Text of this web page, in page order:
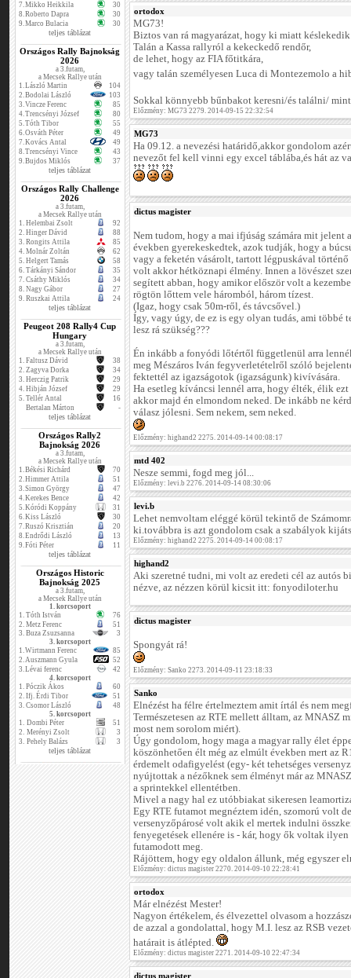
7.Mikko Heikkila
30
8.Roberto Dapra
30
9.Marco Bulacia 30
teljes táblázat
Országos Rally Bajnokság
2026
a 3.futam,
a Mecsek Rallye után
1.László Martin
104
2.Bodolai László
103
3.Vincze Ferenc
85
4.Trencsényi József
80
5.Tóth Tibor
55
6.Osváth Péter
49
7.Kovács Antal
49
8.Trencsényi Vince
43
9.Bujdos Miklós 37
teljes táblázat
Országos Rally Challenge
2026
a 3.futam,
a Mecsek Rallye után
1. Helembai Zsolt
92
2. Hinger Dávid
88
3. Rongits Attila
85
4. Molnár Zoltán
62
5. Helgert Tamás
58
6. Tárkányi Sándor
35
7. Csáthy Miklós
34
8. Nagy Gábor
27
9. Ruszkai Attila 24
teljes táblázat
Peugeot 208 Rally4 Cup
Hungary
a 3.futam,
a Mecsek Rallye után
1. Faltusz Dávid
38
2. Zagyva Dorka
34
3. Herczig Patrik
29
4. Hibján József
29
5. Tellér Antal
16
Bertalan Márton
-
teljes táblázat
Országos Rally2
Bajnokság 2026
a 3.futam,
a Mecsek Rallye után
1.Békési Richárd
70
2.Himmer Attila
51
3.Simon György
47
4.Kerekes Bence
42
5.Kóródi Koppány
31
6.Kiss László
30
7.Ruszó Krisztián
20
8.Endrődi László
13
9.Fóti Péter 11
teljes táblázat
Országos Historic
Bajnokság 2025
a 3.futam,
a Mecsek Rallye után
1. korcsoport
1. Tóth István
76
2. Metz Ferenc
51
3. Buza Zsuzsanna
3
3. korcsoport
1.Wirtmann Ferenc
85
2.Auszmann Gyula
52
3.Lévai ferenc
42
4. korcsoport
1. Póczik Ákos
60
2. Ifj. Érdi Tibor
51
3. Csomor László
48
5. korcsoport
1. Dombi Péter
51
2. Merényi Zsolt
3
3. Pehely Balázs 3
teljes táblázat
ortodox
MG73!
Biztos van rá magyarázat, hogy ki miatt
Talán a Kassa rallyról a kekeckedő rendőr,
de lehet, hogy az FIA főtitkára,
vagy talán személyesen Luca di Montezemolo a
Sokkal könnyebb bűnbakot keresni/és találni/
Előzmény: MG73 2279. 2014-09-15 22:32:54
MG73
Ha 09.12. a nevezési határidő,akkor gondolom
nevezőt fel kell vinni egy excel táblába,és hát az
dictus magister
Nem tudom, hogy a mai ifjúság számára mit jelent
években gyerekeskedtek, azok tudják, hogy a
vagy a feketén vásárolt, tartott légpuskával történő
volt akkor hétköznapi élmény. Innen a lövészet
segített abban, hogy amikor először volt a
rögtön lőttem vele háromból, három tízest.
(Igaz, hogy csak 50m-ről, és távcsővel.)
Így, vagy úgy, de ez is egy olyan tudás, ami többé
lesz rá szükség???
Én inkább a fonyódi lőtértől függetlenül arra
meg Mészáros Iván fegyverletételről szóló
fektettél az igazságotok (igazságunk) kivívására.
Ha esetleg kíváncsi lennél arra, hogy élték, élik
akkor majd én elmondom neked. De inkább ne
válasz jólesni. Sem nekem, sem neked.
Előzmény: highand2 2275. 2014-09-14 00:08:17
mtd 402
Nesze semmi, fogd meg jól...
Előzmény: levi.b 2276. 2014-09-14 08:30:06
levi.b
Lehet nemvoltam eléggé körül tekintő de
ki.továbbra is azt gondolom csak a szabályok
Előzmény: highand2 2275. 2014-09-14 00:08:17
highand2
Aki szeretné tudni, mi volt az eredeti cél az autós
nézve, az nézzen körül kicsit itt: fonyodiloter.hu
dictus magister
Spongyát rá!
Előzmény: Sanko 2273. 2014-09-11 23:18:33
Sanko
Elnézést ha félre értelmeztem amit írtál és nem
Természetesen az RTE mellett álltam, az MNASZ
most nem sorolom miért).
Úgy gondolom, hogy maga a magyar rally élet
köszönhetően élt még az elmúlt években mert az
érdemelt odafigyelést (egy- két tehetséges
nyújtottak a nézőknek sem élményt már az
a sprintekkel ellentétben.
Mivel a nagy hal ez utóbbiakat sikeresen
Egy RTE futamot megnéztem idén, szomorú volt
versenyzőpárosé volt akik el mertek indulni
fenyegetések ellenére is - kár, hogy ők voltak ilyen
futamodott meg.
Rájöttem, hogy egy oldalon állunk, még egyszer
Előzmény: dictus magister 2270. 2014-09-10 22:28:41
ortodox
Már elnézést Mester!
Nagyon értékelem, és élvezettel olvasom a
de azzal a gondolattal, hogy M.I. lesz az RSB
határait is átlépted.
Előzmény: dictus magister 2271. 2014-09-10 22:47:34
dictus magister